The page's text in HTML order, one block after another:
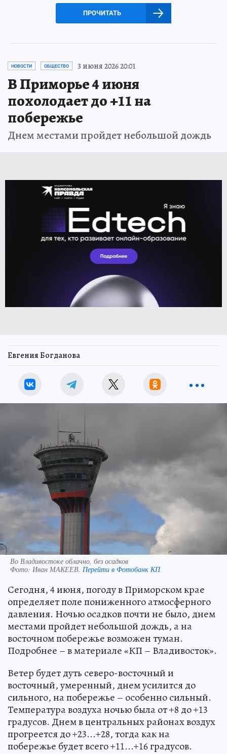
ПРОЧИТАТЬ
НОВОСТИ ОБЩЕСТВО 3 июня 2026 20:01
В Приморье 4 июня
похолодает до +11 на
побережье
Днем местами пройдет небольшой дождь
Евгения Богданова
Во Владивостоке облачно, без осадков
Фото: Иван МАКЕЕВ. Перейти в Фотобанк КП
Сегодня, 4 июня, погоду в Приморском крае
определяет поле пониженного атмосферного
давления. Ночью осадков почти не было, днем
местами пройдет небольшой дождь, а на
восточном побережье возможен туман.
Подробнее – в материале «КП – Владивосток».
Ветер будет дуть северо-восточный и
восточный, умеренный, днем усилится до
сильного, на побережье – особенно сильный.
Температура воздуха ночью была от +8 до +13
градусов. Днем в центральных районах воздух
прогреется до +23...+28, тогда как на
побережье будет всего +11...+16 градусов.